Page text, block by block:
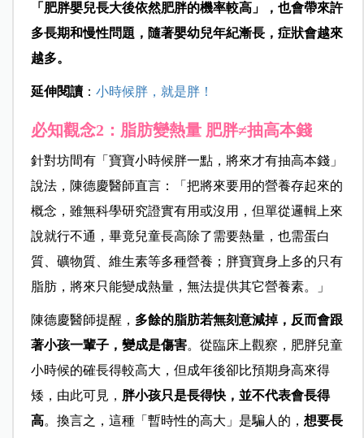
「肥胖嬰兒長大後依然肥胖的機率較高」，也會帶來許
多長期和慢性問題，隨著嬰幼兒年紀漸長，症狀會越來
越多。
延伸閱讀： 小時候胖，就是胖！
必知觀念2：脂肪變熱量 肥胖≠抽高本錢
針對坊間有「 寶寶小時候胖一點，將來才有抽高本錢」
說法，陳德慶醫師直言：「把將來要用的營養存起來的
概念，雖無科學研究證實有用或沒用，但單從邏輯上來
說就行不通，畢竟兒童長高除了需要熱量，也需蛋白
質、礦物質、維生素等多種營養；胖寶寶身上多的只有
脂肪，將來只能變成熱量，無法提供其它營養素。」
陳德慶醫師提醒， 多餘的脂肪若無刻意減掉，反而會跟
著小孩一輩子，變成是傷害。從臨床上觀察，肥胖兒童
小時候的確長得較高大，但成年後卻比預期身高來得
矮，由此可見， 胖小孩只是長得快，並不代表會長得
高。換言之，這種「暫時性的高大」是騙人的， 想要長